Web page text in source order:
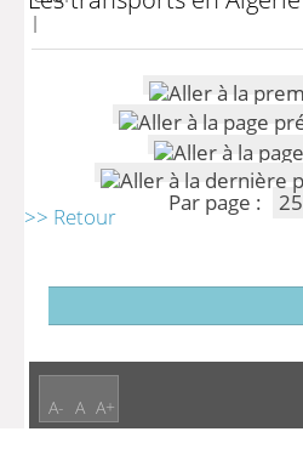
Par page :
25
>> Retour
A- A A+